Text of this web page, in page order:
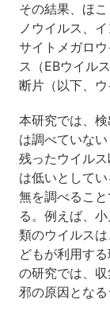
その結果、ほ
ノウイルス、
サイトメガロ
ス（EBウイル
断片（以下、ウ
本研究では、
は調べていな
残ったウイル
は低いとして
無を調べるこ
る。例えば、
類のウイルス
どもが利用す
の研究では、
邪の原因となる